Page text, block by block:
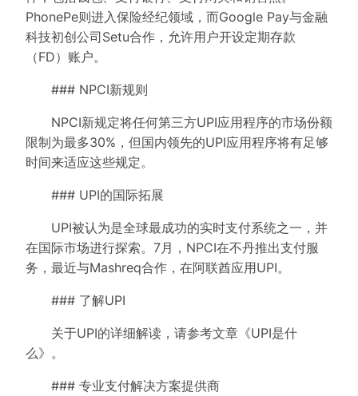
PhonePe则进入保险经纪领域，而Google Pay与金融
科技初创公司Setu合作，允许用户开设定期存款
（FD）账户。
### NPCI新规则
NPCI新规定将任何第三方UPI应用程序的市场份额
限制为最多30%，但国内领先的UPI应用程序将有足够
时间来适应这些规定。
### UPI的国际拓展
UPI被认为是全球最成功的实时支付系统之一，并
在国际市场进行探索。7月，NPCI在不丹推出支付服
务，最近与Mashreq合作，在阿联酋应用UPI。
### 了解UPI
关于UPI的详细解读，请参考文章《UPI是什
么》。
### 专业支付解决方案提供商